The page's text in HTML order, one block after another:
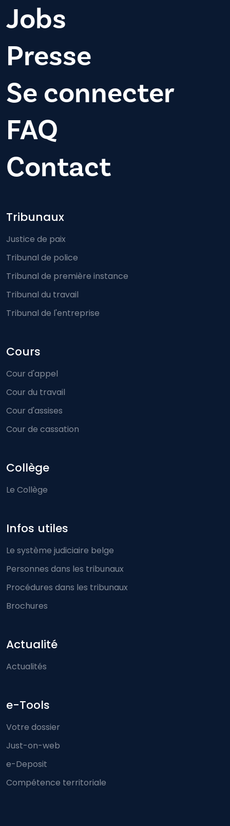
Jobs
Presse
Se connecter
FAQ
Contact
Footer-menu
Tribunaux
Justice de paix
Tribunal de police
Tribunal de première instance
Tribunal du travail
Tribunal de l'entreprise
Cours
Cour d'appel
Cour du travail
Cour d'assises
Cour de cassation
Collège
Le Collège
Infos utiles
Le système judiciaire belge
Personnes dans les tribunaux
Procédures dans les tribunaux
Brochures
Actualité
Actualités
e-Tools
Votre dossier
Just-on-web
e-Deposit
Compétence territoriale